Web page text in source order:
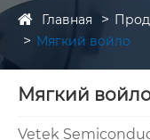
Главная
Мягкий войло
Мягкий
Vetek